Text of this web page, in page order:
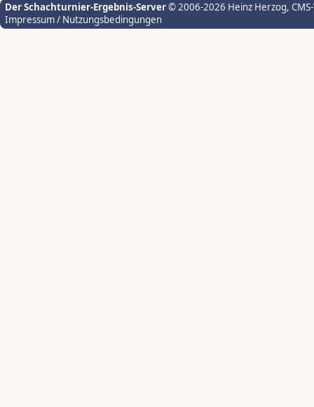
Der Schachturnier-Ergebnis-Server© 2006-2026 Heinz Herzog,
Impressum / Nutzungsbedingungen